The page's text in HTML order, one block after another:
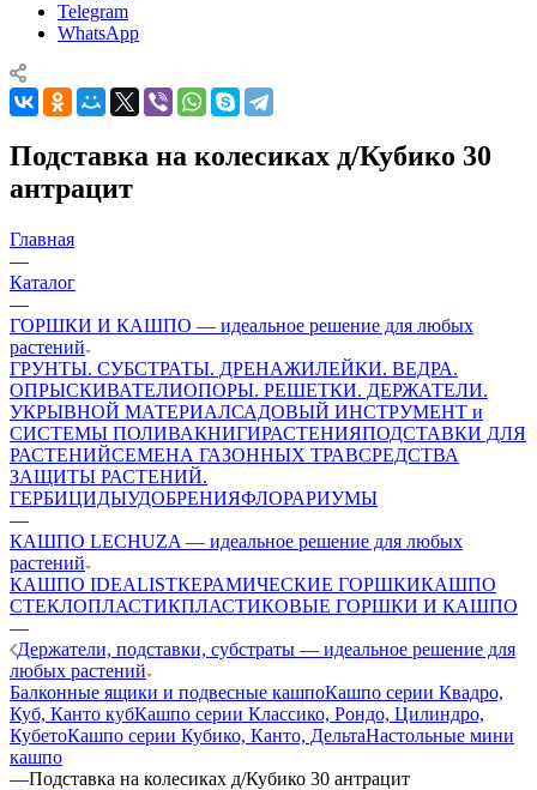
Telegram
WhatsApp
Подставка на колесиках д/Кубико 30
антрацит
Главная
—
Каталог
—
ГОРШКИ И КАШПО — идеальное решение для любых
растений
ГРУНТЫ. СУБСТРАТЫ. ДРЕНАЖИЛЕЙКИ. ВЕДРА.
ОПРЫСКИВАТЕЛИОПОРЫ. РЕШЕТКИ. ДЕРЖАТЕЛИ.
УКРЫВНОЙ МАТЕРИАЛСАДОВЫЙ ИНСТРУМЕНТ и
СИСТЕМЫ ПОЛИВАКНИГИРАСТЕНИЯПОДСТАВКИ ДЛЯ
РАСТЕНИЙСЕМЕНА ГАЗОННЫХ ТРАВСРЕДСТВА
ЗАЩИТЫ РАСТЕНИЙ.
ГЕРБИЦИДЫУДОБРЕНИЯФЛОРАРИУМЫ
—
КАШПО LECHUZA — идеальное решение для любых
растений
КАШПО IDEALISTКЕРАМИЧЕСКИЕ ГОРШКИКАШПО
СТЕКЛОПЛАСТИКПЛАСТИКОВЫЕ ГОРШКИ И КАШПО
—
Держатели, подставки, субстраты — идеальное решение для
любых растений
Балконные ящики и подвесные кашпоКашпо серии Квадро,
Куб, Канто кубКашпо серии Классико, Рондо, Цилиндро,
КубетоКашпо серии Кубико, Канто, ДельтаНастольные мини
кашпо
—Подставка на колесиках д/Кубико 30 антрацит